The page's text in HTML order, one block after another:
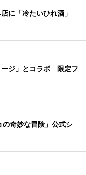
店に「冷たいひれ酒」
ージ」とコラボ 限定フ
の奇妙な冒険」公式シ